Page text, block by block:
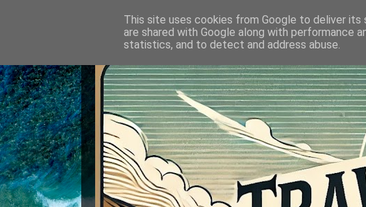
This site uses cookies from Google to deliver its
are shared with Google along with performance
statistics, and to detect and address abuse.